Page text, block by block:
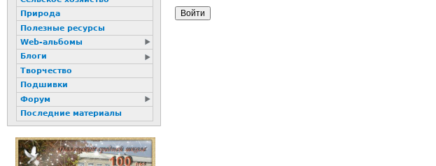
Природа
Полезные ресурсы
Web-альбомы
Блоги
Творчество
Подшивки
Форум
Последние материалы